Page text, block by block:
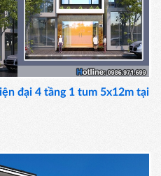
đại 4 tầng 1 tum 5x12m tại